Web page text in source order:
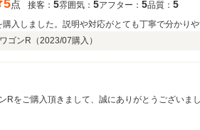
5点 接客： 5雰囲気： 5アフター： 5品質： 5
入しました。説明や対応がとても丁寧で分かり
ゴンR（2023/07購入）
Rをご購入頂きまして、誠にありがとうござい